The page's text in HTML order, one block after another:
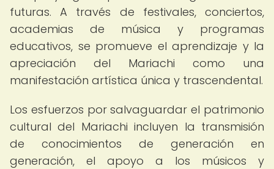
futuras. A través de festivales, conciertos,
academias de música y programas
educativos, se promueve el aprendizaje y la
apreciación del Mariachi como una
manifestación artística única y trascendental.
Los esfuerzos por salvaguardar el patrimonio
cultural del Mariachi incluyen la transmisión
de conocimientos de generación en
generación, el apoyo a los músicos y